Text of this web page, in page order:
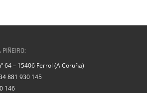
PIÑEIRO:
64 – 15406 Ferrol (A Coruña)
881 930 145
146